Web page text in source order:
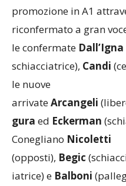
promozione in A1
riconfermato a gran
le confermate Dall’Igna
schiacciatrice), Candi
le nuove
arrivateArcangeli
gura ed Eckerman
Conegliano Nicoletti
(opposti), Begic
iatrice) e Balboni